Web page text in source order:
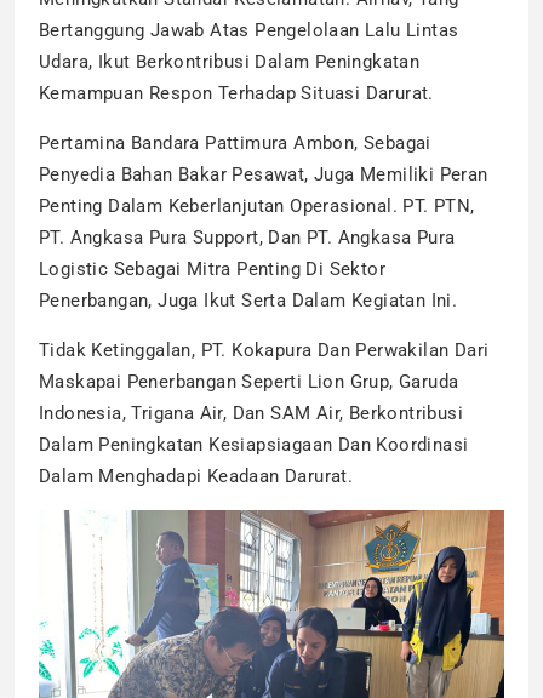
Bertanggung Jawab Atas Pengelolaan Lalu Lintas
Udara, Ikut Berkontribusi Dalam Peningkatan
Kemampuan Respon Terhadap Situasi Darurat.
Pertamina Bandara Pattimura Ambon, Sebagai
Penyedia Bahan Bakar Pesawat, Juga Memiliki Peran
Penting Dalam Keberlanjutan Operasional. PT. PTN,
PT. Angkasa Pura Support, Dan PT. Angkasa Pura
Logistic Sebagai Mitra Penting Di Sektor
Penerbangan, Juga Ikut Serta Dalam Kegiatan Ini.
Tidak Ketinggalan, PT. Kokapura Dan Perwakilan Dari
Maskapai Penerbangan Seperti Lion Grup, Garuda
Indonesia, Trigana Air, Dan SAM Air, Berkontribusi
Dalam Peningkatan Kesiapsiagaan Dan Koordinasi
Dalam Menghadapi Keadaan Darurat.